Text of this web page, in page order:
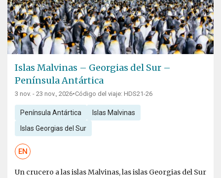
Islas Malvinas – Georgias del Sur –
Península Antártica
3 nov. - 23 nov., 2026•Código del viaje: HDS21-26
Península Antártica Islas Malvinas
Islas Georgias del Sur
EN
Un crucero a las islas Malvinas, las islas Georgias del Sur